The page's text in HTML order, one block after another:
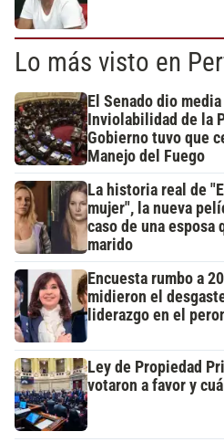
Lo más visto en
El Senado dio
Inviolabilidad de la
Gobierno tuvo que
Manejo del Fuego
La historia real de
mujer", la nueva
caso de una esposa
marido
Encuesta rumbo a
midieron el
liderazgo en el
Ley de Propiedad
votaron a favor y